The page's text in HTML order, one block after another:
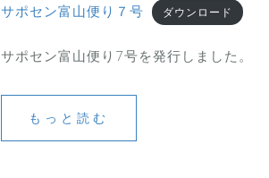
サポセン富山便り７号 ダウンロード
サポセン富山便り7号を発行しました。
もっと読む